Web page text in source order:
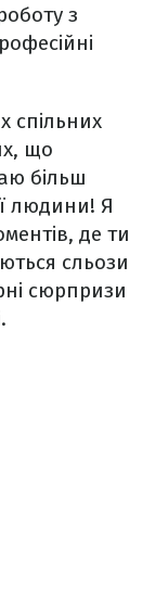
з
спільних
що
більш
людини! Я
де ти
сльози
сюрпризи